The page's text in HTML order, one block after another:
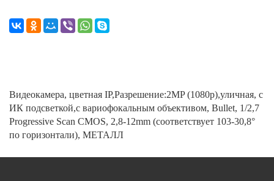
Видеокамера, цветная IP,Разрешение:2MP (1080p),уличная, с
ИК подсветкой,с вариофокальным объективом, Bullet, 1/2,7
Progressive Scan CMOS, 2,8-12mm (соответствует 103-30,8°
по горизонтали), МЕТАЛЛ